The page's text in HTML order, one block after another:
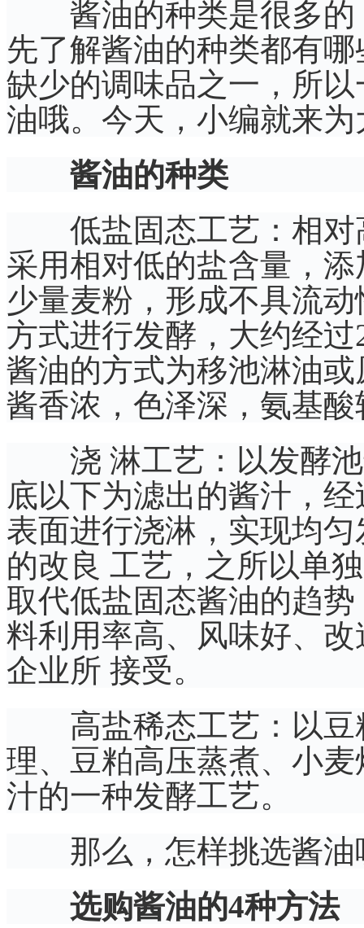
酱油的种类是很多的
先了解酱油的种类都有
缺少的调味品之一，所
油哦。今天，小编就来
酱油的种类
低盐固态工艺：相对
采用相对低的盐含量，
少量麦粉，形成不具流
方式进行发酵，大约经
酱油的方式为移池淋油
酱香浓，色泽深，氨基
浇 淋工艺：以发酵池
底以下为滤出的酱汁，
表面进行浇淋，实现均
的改良 工艺，之所以单
取代低盐固态酱油的趋
料利用率高、风味好、
企业所 接受。
高盐稀态工艺：以豆
理、豆粕高压蒸煮、小
汁的一种发酵工艺。
那么，怎样挑选酱油
选购酱油的4种方法